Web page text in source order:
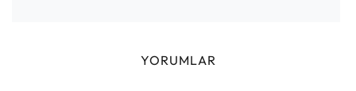
YORUMLAR